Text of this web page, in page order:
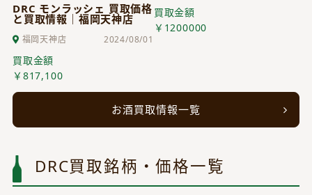
DRC モンラッシェ 買取価格
と買取情報｜福岡天神店
福岡天神店 2024/08/01
買取金額
￥817,100
買取金額
￥1200000
お酒買取情報一覧
DRC買取銘柄・価格一覧